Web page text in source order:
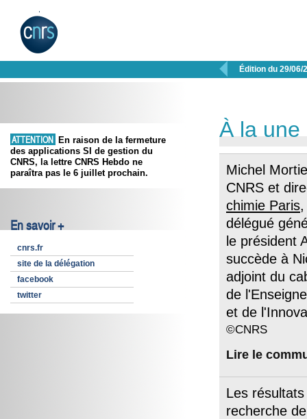
 Édition du 29/06/
ATTENTION
En raison de la fermeture
des applications SI de gestion du
CNRS, la lettre CNRS Hebdo ne
paraîtra pas le 6 juillet prochain.
En savoir +
cnrs.fr
site de la délégation
facebook
twitter
À la une
Michel
CNRS et
chimie Paris
délégué
le président
succède à
adjoint du
de
et de
©CNRS
Lire le
Les
recherche